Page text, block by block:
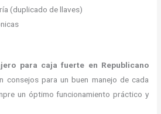
(duplicado de llaves)
para caja fuerte en Republicano
consejos para un buen manejo de cada
un óptimo funcionamiento práctico y